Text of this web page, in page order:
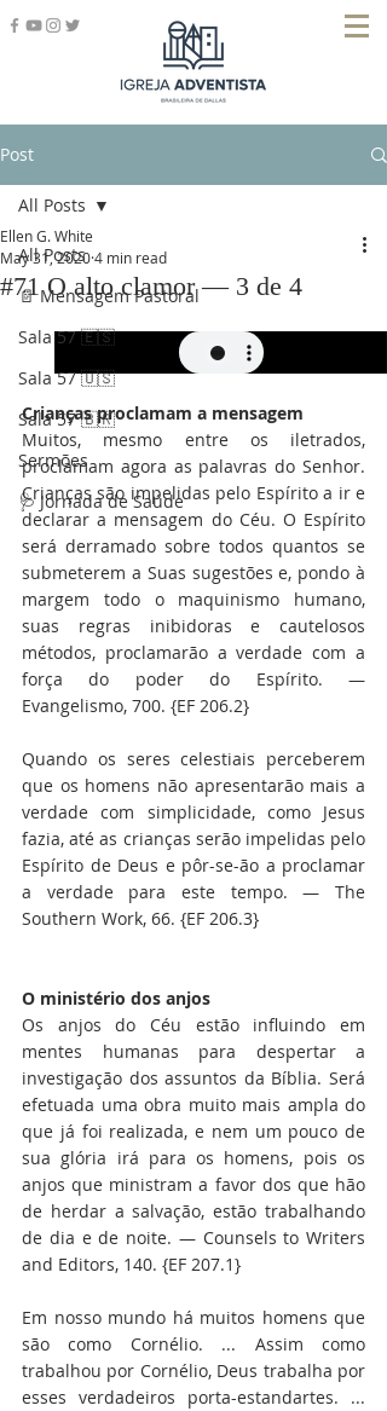
Post
All Posts
📄 Mensagem Pastoral
Sala 57 🇪🇸
Sala 57 🇺🇸
Sala 57 🇧🇷
Sermões
🩺 Jornada de Saúde
All Posts
#71 O alto clamor — 3 de 4
Ellen G. White
May 31, 20204 min read
Crianças proclamam a mensagem
Muitos, mesmo entre os iletrados,
proclamam agora as palavras do Senhor.
Crianças são impelidas pelo Espírito a ir e
declarar a mensagem do Céu. O Espírito
será derramado sobre todos quantos se
submeterem a Suas sugestões e, pondo à
margem todo o maquinismo humano,
suas regras inibidoras e cautelosos
métodos, proclamarão a verdade com a
força do poder do Espírito. —
Evangelismo, 700. {EF 206.2}
Quando os seres celestiais perceberem
que os homens não apresentarão mais a
verdade com simplicidade, como Jesus
fazia, até as crianças serão impelidas pelo
Espírito de Deus e pôr-se-ão a proclamar
a verdade para este tempo. — The
Southern Work, 66. {EF 206.3}
O ministério dos anjos
Os anjos do Céu estão influindo em
mentes humanas para despertar a
investigação dos assuntos da Bíblia. Será
efetuada uma obra muito mais ampla do
que já foi realizada, e nem um pouco de
sua glória irá para os homens, pois os
anjos que ministram a favor dos que hão
de herdar a salvação, estão trabalhando
de dia e de noite. — Counsels to Writers
and Editors, 140. {EF 207.1}
Em nosso mundo há muitos homens que
são como Cornélio. ... Assim como
trabalhou por Cornélio, Deus trabalha por
esses verdadeiros porta-estandartes. ...